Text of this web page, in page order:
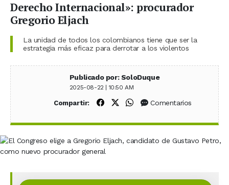
Derecho Internacional»: procurador
Gregorio Eljach
La unidad de todos los colombianos tiene que ser la
estrategia más eficaz para derrotar a los violentos
Publicado por: SoloDuque
2025-08-22 | 10:50 AM
Compartir: Compartir en Facebook
Compartir en X (Twitter)
Compartir en WhatsApp
Comentarios